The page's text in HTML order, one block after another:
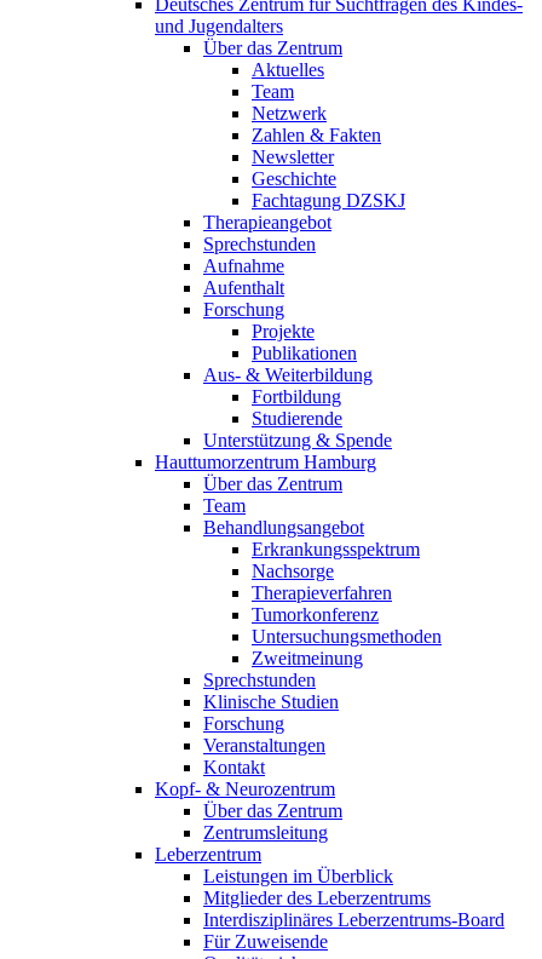
Deutsches Zentrum für Suchtfragen des Kindes-
und Jugendalters
Über das Zentrum
Aktuelles
Team
Netzwerk
Zahlen & Fakten
Newsletter
Geschichte
Fachtagung DZSKJ
Therapieangebot
Sprechstunden
Aufnahme
Aufenthalt
Forschung
Projekte
Publikationen
Aus- & Weiterbildung
Fortbildung
Studierende
Unterstützung & Spende
Hauttumorzentrum Hamburg
Über das Zentrum
Team
Behandlungsangebot
Erkrankungsspektrum
Nachsorge
Therapieverfahren
Tumorkonferenz
Untersuchungsmethoden
Zweitmeinung
Sprechstunden
Klinische Studien
Forschung
Veranstaltungen
Kontakt
Kopf- & Neurozentrum
Über das Zentrum
Zentrumsleitung
Leberzentrum
Leistungen im Überblick
Mitglieder des Leberzentrums
Interdisziplinäres Leberzentrums-Board
Für Zuweisende